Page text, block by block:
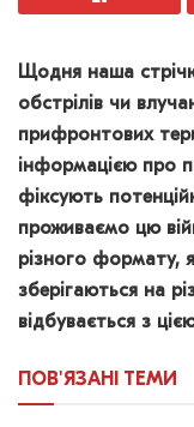
Щодня наша
обстрілів чи
прифронтових
інформацією про
фіксують
проживаємо цю
різного формату,
зберігаються на
відбувається з
ПОВ'ЯЗАНІ ТЕМИ